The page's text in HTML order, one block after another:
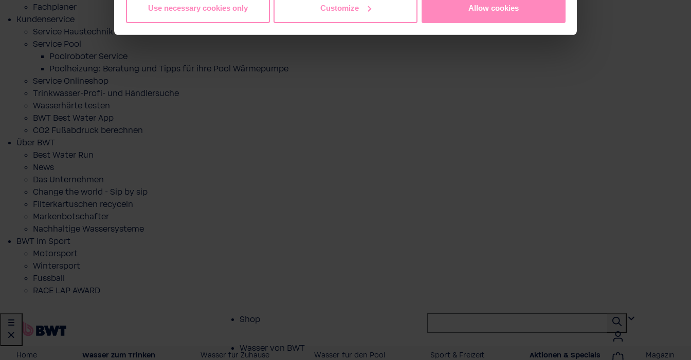
Use necessary cookies only Customize Allow cookies
Fachplaner
Kundenservice
Service Haustechnik
Service Pool
Poolroboter Service
Poolheizung: Beratung und Tipps für ihre Pool Wärmepumpe
Service Onlineshop
Trinkwasser-Profi- und Händlersuche
Wasserhärte testen
BWT Best Water App
CO2 Fußabdruck berechnen
Über BWT
Best Water Run
News
Das Unternehmen
Change the world - Sip by sip
Filterkartuschen recyceln
Markenbotschafter
Nachhaltige Wassersysteme
BWT im Sport
Motorsport
Wintersport
Fussball
RACE LAP AWARD
Shop
Wasser von BWT
Home Wasser zum Trinken Wasser für Zuhause Wasser für den Pool Sport & Freizeit Aktionen & Specials Magazin